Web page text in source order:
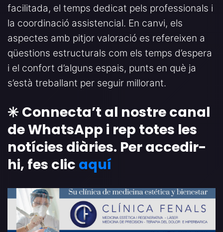
facilitada, el temps dedicat pels professionals i
la coordinació assistencial. En canvi, els
aspectes amb pitjor valoració es refereixen a
qüestions estructurals com els temps d’espera
i el confort d’alguns espais, punts en què ja
s’està treballant per seguir millorant.
✳️ Connecta’t al nostre canal
de WhatsApp i rep totes les
notícies diàries. Per accedir-
hi, fes clic aquí